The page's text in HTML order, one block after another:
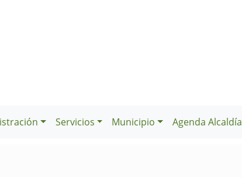
Servicios Municipio Agenda Alcaldía